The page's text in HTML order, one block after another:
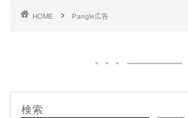
HOME Pangle広告
検索